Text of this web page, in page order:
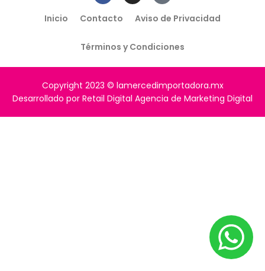
Inicio Contacto Aviso de Privacidad
Términos y Condiciones
Copyright 2023 © lamercedimportadora.mx
Desarrollado por Retail Digital Agencia de Marketing Digital